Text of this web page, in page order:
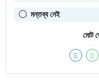
মন্তব্য নেই
মোট